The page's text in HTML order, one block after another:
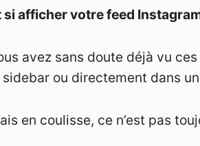
si afficher votre feed
avez sans doute déjà vu
sidebar ou directement dans
en coulisse, ce n’est pas